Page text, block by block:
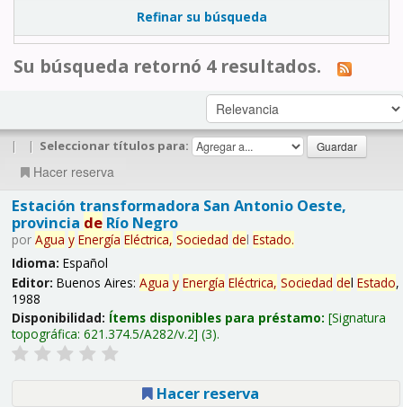
Refinar su búsqueda
Su búsqueda retornó 4 resultados.
| | Seleccionar títulos para:
Hacer reserva
Estación transformadora San Antonio Oeste,
provincia deRío Negro
por Agua y Energía Eléctrica, Sociedad del Estado.
Idioma: Español
Editor: Buenos Aires: Agua y Energía Eléctrica, Sociedad del Estado,
1988
Disponibilidad: Ítems disponibles para préstamo: Signatura
topográfica: 621.374.5/A282/v.2 (3).
Hacer reserva